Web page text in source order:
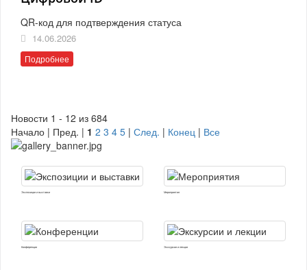
QR-код для подтверждения статуса
14.06.2026
Подробнее
Новости 1 - 12 из 684
Начало | Пред. | 1 2 3 4 5 | След. | Конец | Все
Экспозиции и выставки Мероприятия
Конференции Экскурсии и лекции